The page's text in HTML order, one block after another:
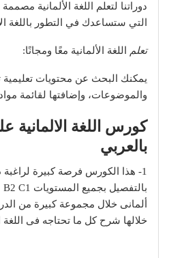
دوراتنا لتعلم اللغة الألمانية
التي ستساعدك في التطور باللغة
تعلم اللغة الألمانية معًا ومجانًا:
يمكنك البحث عن محتويات تعليمية
والموضوعات، وإضافتها لقائمة
كورس اللغة
بالعربي
1- هذا الكورس فرصة كبيرة لراغبة
ألمانى خلال مجموعة كبيرة من
خلالها شرح كل ما تحتاجه فى اللغة